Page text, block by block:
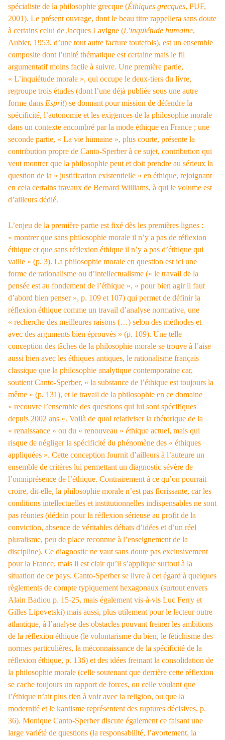
spécialiste de la philosophie grecque (Éthiques grecques, PUF,
2001). Le présent ouvrage, dont le beau titre rappellera sans doute
à certains celui de Jacques Lavigne (L’inquiétude humaine,
Aubier, 1953, d’une tout autre facture toutefois), est un ensemble
composite dont l’unité thématique est certaine mais le fil
argumentatif moins facile à suivre. Une première partie,
« L’inquiétude morale », qui occupe le deux-tiers du livre,
regroupe trois études (dont l’une déjà publiée sous une autre
forme dans Esprit) se donnant pour mission de défendre la
spécificité, l’autonomie et les exigences de la philosophie morale
dans un contexte encombré par la mode éthique en France ; une
seconde partie, « La vie humaine », plus courte, présente la
contribution propre de Canto-Sperber à ce sujet, contribution qui
veut montrer que la philosophie peut et doit prendre au sérieux la
question de la « justification existentielle » en éthique, rejoignant
en cela certains travaux de Bernard Williams, à qui le volume est
d’ailleurs dédié.
L’enjeu de la première partie est fixé dès les premières lignes :
« montrer que sans philosophie morale il n’y a pas de réflexion
éthique et que sans réflexion éthique il n’y a pas d’éthique qui
vaille » (p. 3). La philosophie morale en question est ici une
forme de rationalisme ou d’intellectualisme (« le travail de la
pensée est au fondement de l’éthique », « pour bien agir il faut
d’abord bien penser », p. 109 et 107) qui permet de définir la
réflexion éthique comme un travail d’analyse normative, une
« recherche des meilleures raisons (…) selon des méthodes et
avec des arguments bien éprouvés » (p. 109). Une telle
conception des tâches de la philosophie morale se trouve à l’aise
aussi bien avec les éthiques antiques, le rationalisme français
classique que la philosophie analytique contemporaine car,
soutient Canto-Sperber, « la substance de l’éthique est toujours la
même » (p. 131), et le travail de la philosophie en ce domaine
« recouvre l’ensemble des questions qui lui sont spécifiques
depuis 2002 ans ». Voilà de quoi relativiser la rhétorique de la
« renaissance » ou du « renouveau » éthique actuel, mais qui
risque de négliger la spécificité du phénomène des « éthiques
appliquées ». Cette conception fournit d’ailleurs à l’auteure un
ensemble de critères lui permettant un diagnostic sévère de
l’omniprésence de l’éthique. Contrairement à ce qu’on pourrait
croire, dit-elle, la philosophie morale n’est pas florissante, car les
conditions intellectuelles et institutionnelles indispensables ne sont
pas réunies (dédain pour la réflexion sérieuse au profit de la
conviction, absence de véritables débats d’idées et d’un réel
pluralisme, peu de place reconnue à l’enseignement de la
discipline). Ce diagnostic ne vaut sans doute pas exclusivement
pour la France, mais il est clair qu’il s’applique surtout à la
situation de ce pays. Canto-Sperber se livre à cet égard à quelques
règlements de compte typiquement hexagonaux (surtout envers
Alain Badiou p. 15-25, mais également vis-à-vis Luc Ferry et
Gilles Lipovetski) mais aussi, plus utilement pour le lecteur outre
atlantique, à l’analyse des obstacles pouvant freiner les ambitions
de la réflexion éthique (le volontarisme du bien, le fétichisme des
normes particulières, la méconnaissance de la spécificité de la
réflexion éthique, p. 136) et des idées freinant la consolidation de
la philosophie morale (celle soutenant que derrière cette réflexion
se cache toujours un rapport de forces, ou celle voulant que
l’éthique n’ait plus rien à voir avec la religion, ou que la
modernité et le kantisme représentent des ruptures décisives, p.
36). Monique Canto-Sperber discute également ce faisant une
large variété de questions (la responsabilité, l’avortement, la